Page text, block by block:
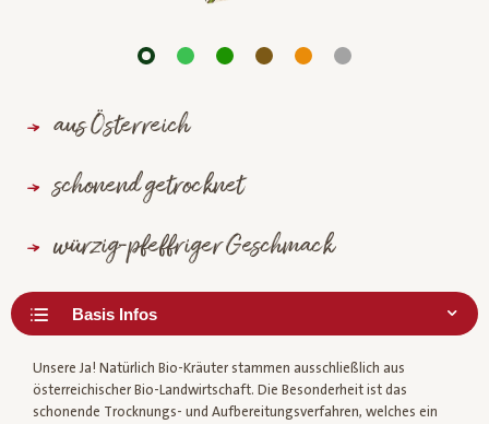
aus Österreich
schonend getrocknet
würzig-pfeffriger Geschmack
Unsere Ja! Natürlich Bio-Kräuter stammen ausschließlich aus
österreichischer Bio-Landwirtschaft. Die Besonderheit ist das
schonende Trocknungs- und Aufbereitungsverfahren, welches ein